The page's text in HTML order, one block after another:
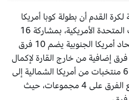
لكرة القدم أن بطولة كوبا أمريكا
2025 ستقام في الولايات المتحدة الأمريكية، بمشاركة 16
فريقاً،على الرغم من أن اتحاد أمريكا الجنوبية يضم 10 فرق
إضافية من خارج القارة لإكمال
المجموعات،سوف تنضم 6 منتخبات من أمريكا الشمالية إلى
البطولة، مما يسمح بتوزيع الفرق على 4 مجموعات، حيث